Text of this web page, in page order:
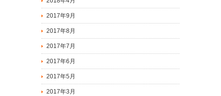
2017年9月
2017年8月
2017年7月
2017年6月
2017年5月
2017年3月